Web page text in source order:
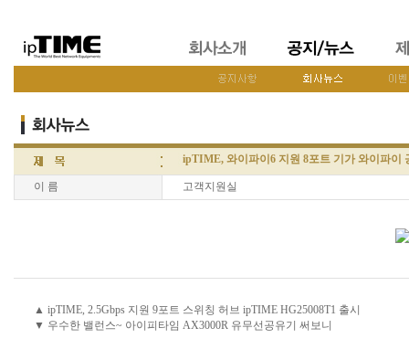
ipTIME, 와이파이6 지원 8포트 기가 와이파이
이 름 고객지원실
▲ ipTIME, 2.5Gbps 지원 9포트 스위칭 허브 ipTIME HG25008T1 출시
▼ 우수한 밸런스~ 아이피타임 AX3000R 유무선공유기 써보니